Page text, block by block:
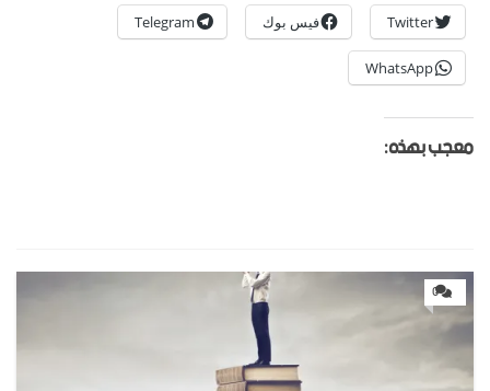
Twitter فيس بوك Telegram
WhatsApp
معجب بهذه:
0